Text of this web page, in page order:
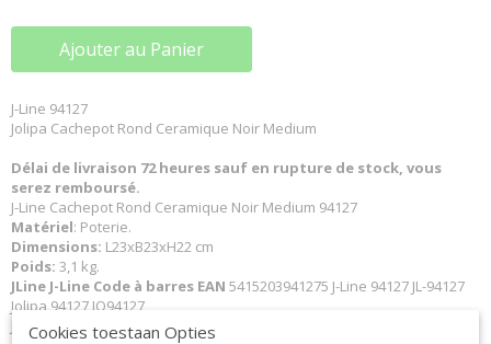
Ajouter au Panier
J-Line 94127
Jolipa Cachepot Rond Ceramique Noir Medium
Délai de livraison 72 heures sauf en rupture de stock, vous
serez remboursé.
J-Line Cachepot Rond Ceramique Noir Medium 94127
Matériel: Poterie.
Dimensions: L23xB23xH22 cm
Poids: 3,1 kg.
JLine J-Line Code à barres EAN 5415203941275 J-Line 94127 JL-94127
Jolipa 94127 JO94127
J-Line by Jolipa Catégorie: cache-pots cache pot
Cookies toestaan Opties